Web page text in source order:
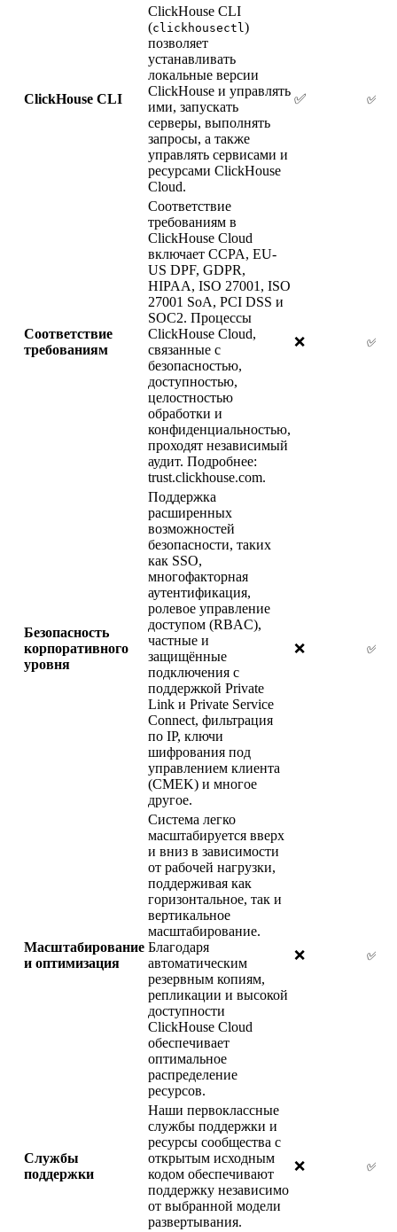
ClickHouse CLI
ClickHouse CLI
(clickhousectl )
позволяет
устанавливать
локальные версии
ClickHouse и управлять
ими, запускать
серверы, выполнять
запросы, а также
управлять сервисами и
ресурсами ClickHouse
Cloud.
✅ ✅
Соответствие
требованиям
Соответствие
требованиям в
ClickHouse Cloud
включает CCPA, EU-
US DPF, GDPR,
HIPAA, ISO 27001, ISO
27001 SoA, PCI DSS и
SOC2. Процессы
ClickHouse Cloud,
связанные с
безопасностью,
доступностью,
целостностью
обработки и
конфиденциальностью,
проходят независимый
аудит. Подробнее:
trust.clickhouse.com.
❌ ✅
Безопасность
корпоративного
уровня
Поддержка
расширенных
возможностей
безопасности, таких
как SSO,
многофакторная
аутентификация,
ролевое управление
доступом (RBAC),
частные и
защищённые
подключения с
поддержкой Private
Link и Private Service
Connect, фильтрация
по IP, ключи
шифрования под
управлением клиента
(CMEK) и многое
другое.
❌ ✅
Масштабирование
и оптимизация
Система легко
масштабируется вверх
и вниз в зависимости
от рабочей нагрузки,
поддерживая как
горизонтальное, так и
вертикальное
масштабирование.
Благодаря
автоматическим
резервным копиям,
репликации и высокой
доступности
ClickHouse Cloud
обеспечивает
оптимальное
распределение
ресурсов.
❌ ✅
Службы
поддержки
Наши первоклассные
службы поддержки и
ресурсы сообщества с
открытым исходным
кодом обеспечивают
поддержку независимо
от выбранной модели
развертывания.
❌ ✅